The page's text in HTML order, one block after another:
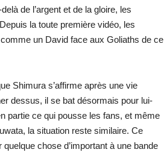
de l’argent et de la gloire, les
la toute première vidéo, les
un David face aux Goliaths de ce
Shimura s’affirme après une vie
dessus, il se bat désormais pour lui-
partie ce qui pousse les fans, et même
la situation reste similaire. Ce
chose d’important à une bande